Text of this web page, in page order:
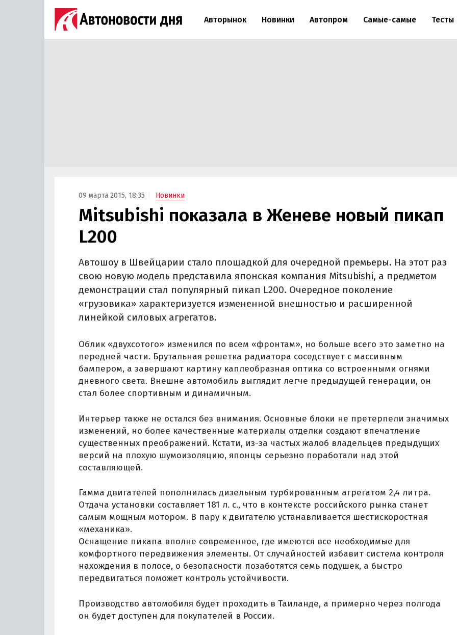
Авторынок Новинки Автопром Самые-самые Тесты
09 марта 2015, 18:35 Новинки
Mitsubishi показала в Женеве новый пикап
L200
Автошоу в Швейцарии стало площадкой для очередной премьеры. На этот раз
свою новую модель представила японская компания Mitsubishi, а предметом
демонстрации стал популярный пикап L200. Очередное поколение
«грузовика» характеризуется измененной внешностью и расширенной
линейкой силовых агрегатов.
Облик «двухсотого» изменился по всем «фронтам», но больше всего это заметно на
передней части. Брутальная решетка радиатора соседствует с массивным
бампером, а завершают картину каплеобразная оптика со встроенными огнями
дневного света. Внешне автомобиль выглядит легче предыдущей генерации, он
стал более спортивным и динамичным.
Интерьер также не остался без внимания. Основные блоки не претерпели значимых
изменений, но более качественные материалы отделки создают впечатление
существенных преображений. Кстати, из-за частых жалоб владельцев предыдущих
версий на плохую шумоизоляцию, японцы серьезно поработали над этой
составляющей.
Гамма двигателей пополнилась дизельным турбированным агрегатом 2,4 литра.
Отдача установки составляет 181 л. с., что в контексте российского рынка станет
самым мощным мотором. В пару к двигателю устанавливается шестискоростная
«механика».
Оснащение пикапа вполне современное, где имеются все необходимые для
комфортного передвижения элементы. От случайностей избавит система контроля
нахождения в полосе, о безопасности позаботятся семь подушек, а быстро
передвигаться поможет контроль устойчивости.
Производство автомобиля будет проходить в Таиланде, а примерно через полгода
он будет доступен для покупателей в России.